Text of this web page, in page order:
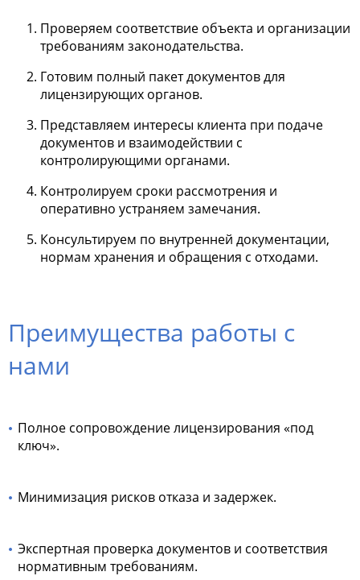
Проверяем соответствие объекта и организации
требованиям законодательства.
Готовим полный пакет документов для
лицензирующих органов.
Представляем интересы клиента при подаче
документов и взаимодействии с
контролирующими органами.
Контролируем сроки рассмотрения и
оперативно устраняем замечания.
Консультируем по внутренней документации,
нормам хранения и обращения с отходами.
Преимущества работы с
нами
Полное сопровождение лицензирования «под
ключ».
Минимизация рисков отказа и задержек.
Экспертная проверка документов и соответствия
нормативным требованиям.